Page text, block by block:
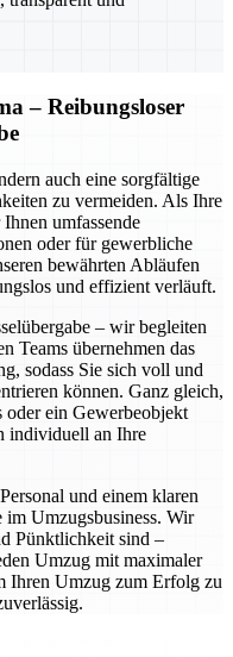
– Reibungsloser
auch eine sorgfältige
zu vermeiden. Als Ihre
umfassende
oder für gewerbliche
bewährten Abläufen
und effizient verläuft.
– wir begleiten
Teams übernehmen das
sodass Sie sich voll und
können. Ganz gleich,
oder ein Gewerbeobjekt
individuell an Ihre
und einem klaren
im Umzugsbusiness. Wir
Pünktlichkeit sind –
Umzug mit maximaler
Ihren Umzug zum Erfolg zu